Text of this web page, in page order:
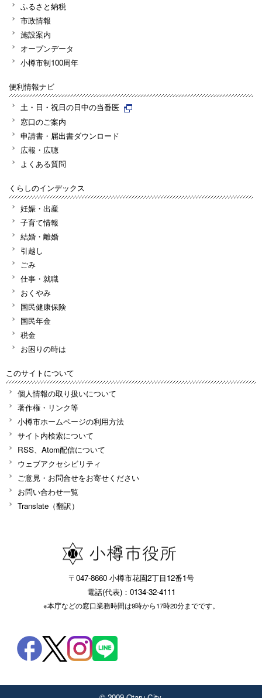
ふるさと納税
市政情報
施設案内
オープンデータ
小樽市制100周年
便利情報ナビ
土・日・祝日の日中の当番医
窓口のご案内
申請書・届出書ダウンロード
広報・広聴
よくある質問
くらしのインデックス
妊娠・出産
子育て情報
結婚・離婚
引越し
ごみ
仕事・就職
おくやみ
国民健康保険
国民年金
税金
お困りの時は
このサイトについて
個人情報の取り扱いについて
著作権・リンク等
小樽市ホームページの利用方法
サイト内検索について
RSS、Atom配信について
ウェブアクセシビリティ
ご意見・お問合せをお寄せください
お問い合わせ一覧
Translate（翻訳）
〒047-8660 小樽市花園2丁目12番1号
電話(代表)：0134-32-4111
※本庁などの窓口業務時間は9時から17時20分までです。